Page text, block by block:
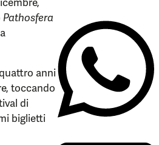
Pathosfera
anni
toccando
di
biglietti